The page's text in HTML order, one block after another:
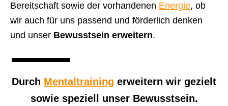
Bereitschaft sowie der vorhandenen Energie, ob
wir auch für uns passend und förderlich denken
und unser Bewusstsein erweitern.
Durch Mentaltraining erweitern wir gezielt
sowie speziell unser Bewusstsein.